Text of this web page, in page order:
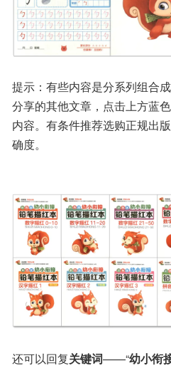
提示：有些内容是分系列组合
分享的其他文章，点击上方蓝
内容。有条件推荐选购正规出
确度。
还可以回复关键词——“幼小衔